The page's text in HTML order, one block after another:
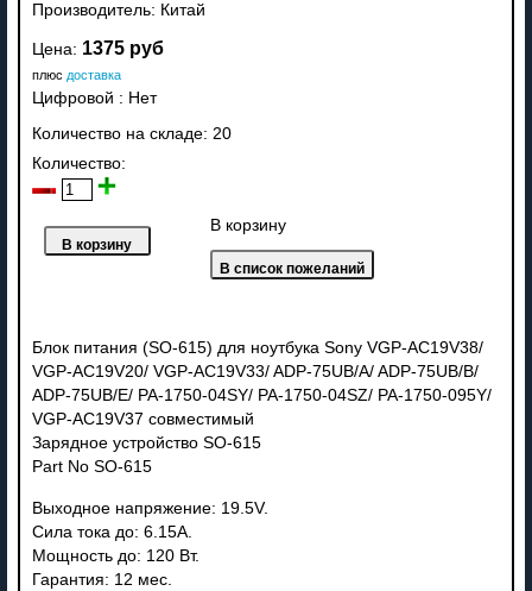
Производитель: Китай
Цена: 1375 руб
плюс доставка
Цифровой : Нет
Количество на складе: 20
Количество:
В корзину
Блок питания (SO-615) для ноутбука Sony VGP-AC19V38/
VGP-AC19V20/ VGP-AC19V33/ ADP-75UB/A/ ADP-75UB/B/
ADP-75UB/E/ PA-1750-04SY/ PA-1750-04SZ/ PA-1750-095Y/
VGP-AC19V37 совместимый
Зарядное устройство SO-615
Part No SO-615
Выходное напряжение: 19.5V.
Сила тока до: 6.15A.
Мощность до: 120 Вт.
Гарантия: 12 мес.